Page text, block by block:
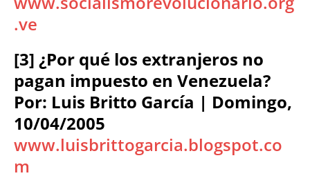
.ve
[3] ¿Por qué los extranjeros no
pagan impuesto en Venezuela?
Por: Luis Britto García | Domingo,
10/04/2005
www.luisbrittogarcia.blogspot.co
m